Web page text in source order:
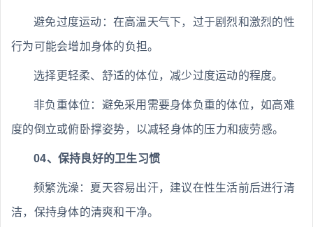
避免过度运动：在高温天气下，过于剧烈和激烈的性
行为可能会增加身体的负担。
选择更轻柔、舒适的体位，减少过度运动的程度。
非负重体位：避免采用需要身体负重的体位，如高难
度的倒立或俯卧撑姿势，以减轻身体的压力和疲劳感。
04、保持良好的卫生习惯
频繁洗澡：夏天容易出汗，建议在性生活前后进行清
洁，保持身体的清爽和干净。